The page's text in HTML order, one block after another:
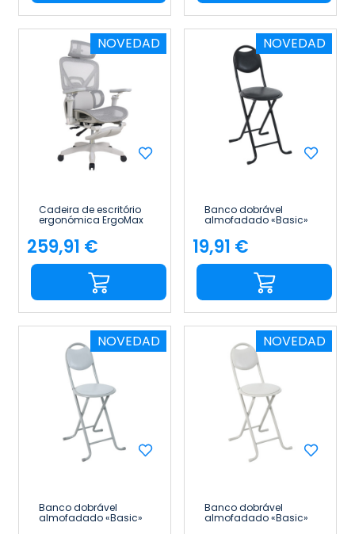
NOVEDAD
Cadeira de escritório
ergonómica ErgoMax
cabeça, apoios de
braços e apoio para
os pés retrátil 7house
Preço
259,91 €
NOVEDAD
Banco dobrável
almofadado «Basic»
73 cm 7house
Preço
19,91 €
NOVEDAD
Banco dobrável
almofadado «Basic»
NOVEDAD
Banco dobrável
almofadado «Basic»